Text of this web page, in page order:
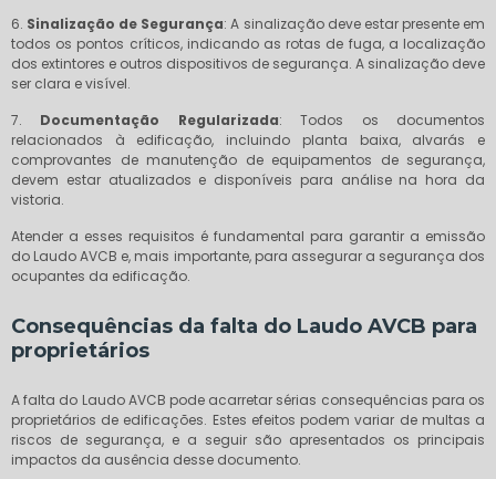
6. Sinalização de Segurança: A sinalização deve estar presente em
todos os pontos críticos, indicando as rotas de fuga, a localização
dos extintores e outros dispositivos de segurança. A sinalização deve
ser clara e visível.
7. Documentação Regularizada: Todos os documentos
relacionados à edificação, incluindo planta baixa, alvarás e
comprovantes de manutenção de equipamentos de segurança,
devem estar atualizados e disponíveis para análise na hora da
vistoria.
Atender a esses requisitos é fundamental para garantir a emissão
do Laudo AVCB e, mais importante, para assegurar a segurança dos
ocupantes da edificação.
Consequências da falta do Laudo AVCB para
proprietários
A falta do Laudo AVCB pode acarretar sérias consequências para os
proprietários de edificações. Estes efeitos podem variar de multas a
riscos de segurança, e a seguir são apresentados os principais
impactos da ausência desse documento.